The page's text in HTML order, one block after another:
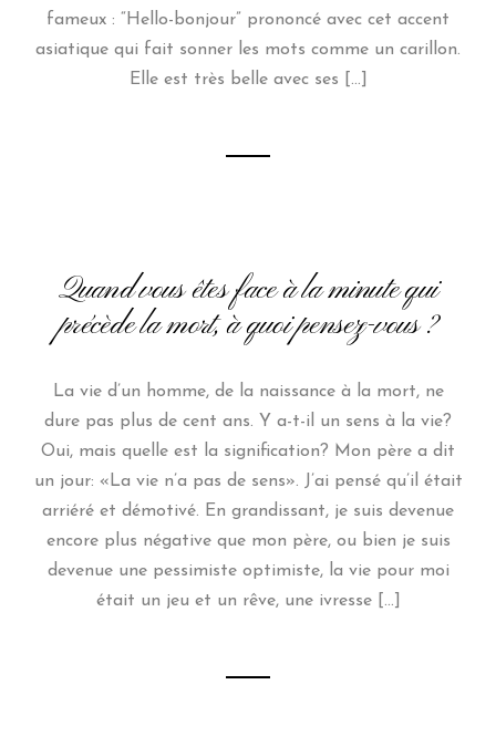
fameux : “Hello-bonjour” prononcé avec cet accent
asiatique qui fait sonner les mots comme un carillon.
Elle est très belle avec ses […]
Quand vous êtes face à la minute qui
précède la mort, à quoi pensez-vous ?
La vie d’un homme, de la naissance à la mort, ne
dure pas plus de cent ans. Y a-t-il un sens à la vie?
Oui, mais quelle est la signification? Mon père a dit
un jour: «La vie n’a pas de sens». J’ai pensé qu’il était
arriéré et démotivé. En grandissant, je suis devenue
encore plus négative que mon père, ou bien je suis
devenue une pessimiste optimiste, la vie pour moi
était un jeu et un rêve, une ivresse […]